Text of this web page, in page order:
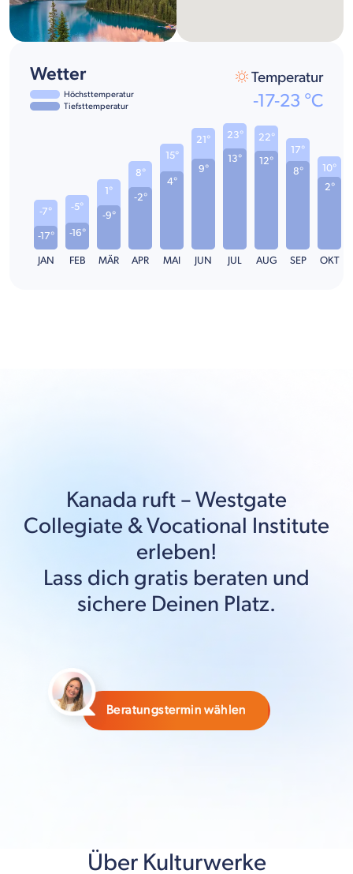
Wetter
Höchsttemperatur
Tiefsttemperatur
Temperatur
-17-23 °C
-17°
-7°
JAN
-16°
-5°
FEB
-9°
1°
MÄR
-2°
8°
APR
4°
15°
MAI
9°
21°
JUN
13°
23°
JUL
12°
22°
AUG
8°
17°
SEP
2°
10°
OKT
Kanada ruft –Westgate
Collegiate & Vocational Institute
erleben!
Lass dich gratis beraten und
sichere Deinen Platz.
Beratungstermin wählen
Über Kulturwerke